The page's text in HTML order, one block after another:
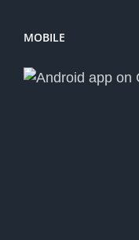
MOBILE